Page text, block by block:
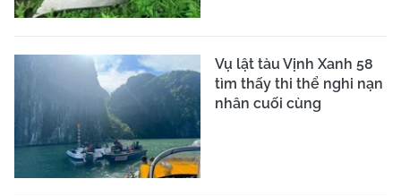
Vụ lật tàu Vịnh Xanh 58
tìm thấy thi thể nghi nạn
nhân cuối cùng